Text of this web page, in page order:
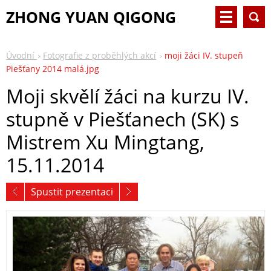
ZHONG YUAN QIGONG
Úvodní Fotografie z proběhlých akcí
moji žáci IV. stupeň
Piešťany 2014 malá.jpg
Moji skvělí žáci na kurzu IV.
stupně v Piešťanech (SK) s
Mistrem Xu Mingtang,
15.11.2014
Spustit prezentaci